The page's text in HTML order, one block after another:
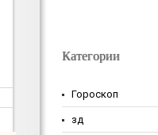
Категории
Гороскоп
зд